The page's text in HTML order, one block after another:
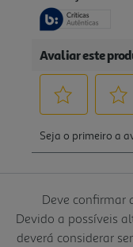
Deve confirmar
Devido a possíveis
deverá considerar